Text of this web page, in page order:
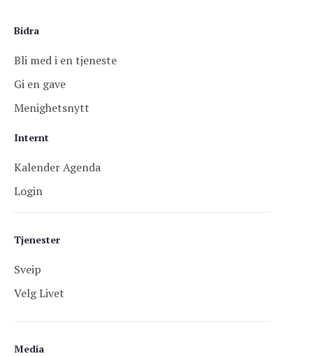
Tjenester
Sveip
Velg Livet
Media
Bidra
Bli med i en tjeneste
Gi en gave
Menighetsnytt
Internt
Kalender Agenda
Login